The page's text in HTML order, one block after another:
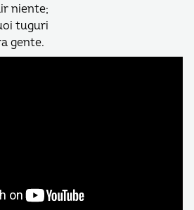
niente;
tuguri
gente.